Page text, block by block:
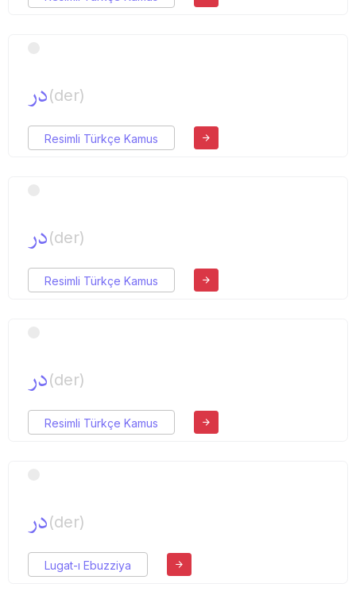
در(der)
Resimli Türkçe Kamus
در(der)
Resimli Türkçe Kamus
در(der)
Resimli Türkçe Kamus
در(der)
Lugat-ı Ebuzziya